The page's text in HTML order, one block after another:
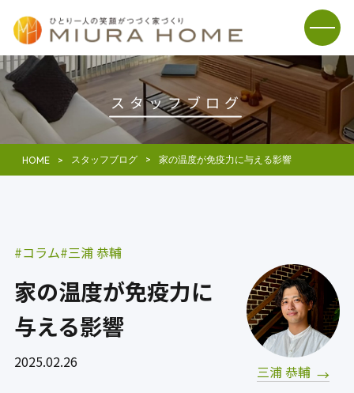
スタッフブログ
HOME スタッフブログ 家の温度が免疫力に与える影響
コラム 三浦 恭輔
三浦 恭輔
家の温度が免疫力に
与える影響
2025.02.26